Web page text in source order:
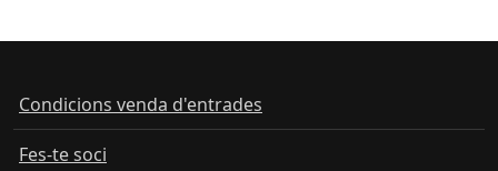
Condicions venda d'entrades
Fes-te soci